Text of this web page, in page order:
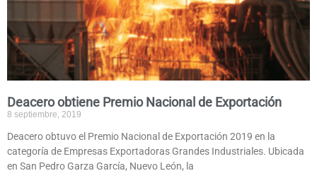
Deacero obtiene Premio Nacional de Exportación
8 septiembre, 2019
Deacero obtuvo el Premio Nacional de Exportación 2019 en la
categoría de Empresas Exportadoras Grandes Industriales. Ubicada
en San Pedro Garza García, Nuevo León, la